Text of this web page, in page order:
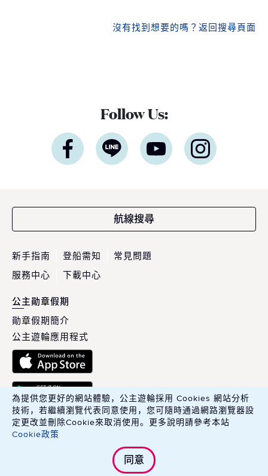
沒有找到想要的嗎？ 返回搜尋頁面
Follow Us:
航線搜尋
新手指南 登船需知
常見問題
服務中心
下載中心
公主勛章假期
勛章假期簡介
公主遊輪應用程式
英商康年華旅行社股份有限公司臺灣分公司 Carnival PLC, Taiwan
Branch.
為提供您更好的網站體驗，公主遊輪採用 Cookies 網站分析
技術，若繼續瀏覽代表同意使用，您可隨時通過網路瀏覽器設
定更改並刪除Cookie來取消使用。更多說明請參考本站
Cookie政策
同意